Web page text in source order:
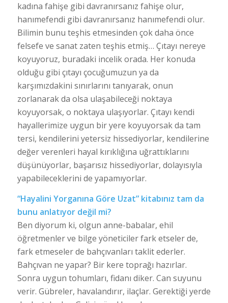
kadına fahişe gibi davranırsanız fahişe olur,
hanımefendi gibi davranırsanız hanımefendi olur.
Bilimin bunu teşhis etmesinden çok daha önce
felsefe ve sanat zaten teşhis etmiş… Çıtayı nereye
koyuyoruz, buradaki incelik orada. Her konuda
olduğu gibi çıtayı çocuğumuzun ya da
karşımızdakini sınırlarını tanıyarak, onun
zorlanarak da olsa ulaşabileceği noktaya
koyuyorsak, o noktaya ulaşıyorlar. Çıtayı kendi
hayallerimize uygun bir yere koyuyorsak da tam
tersi, kendilerini yetersiz hissediyorlar, kendilerine
değer verenleri hayal kırıklığına uğrattıklarını
düşünüyorlar, başarısız hissediyorlar, dolayısıyla
yapabileceklerini de yapamıyorlar.
“Hayalini Yorganına Göre Uzat” kitabınız tam da
bunu anlatıyor değil mi?
Ben diyorum ki, olgun anne-babalar, ehil
öğretmenler ve bilge yöneticiler fark etseler de,
fark etmeseler de bahçıvanları taklit ederler.
Bahçıvan ne yapar? Bir kere toprağı hazırlar.
Sonra uygun tohumları, fidanı diker. Can suyunu
verir. Gübreler, havalandırır, ilaçlar. Gerektiği yerde